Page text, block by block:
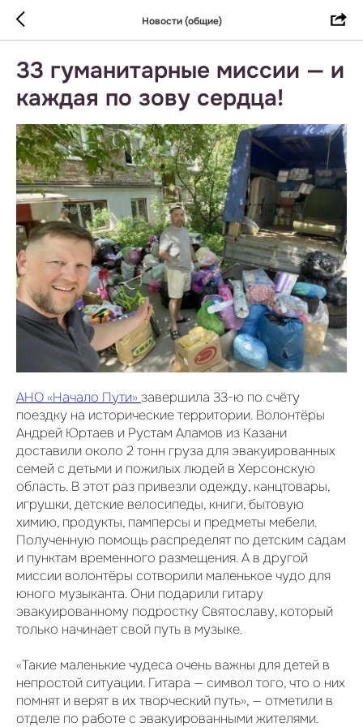
Новости (общие)
33 гуманитарные миссии — и
каждая по зову сердца!
АНО «Начало Пути» завершила 33-ю по счёту
поездку на исторические территории. Волонтёры
Андрей Юртаев и Рустам Аламов из Казани
доставили около 2 тонн груза для эвакуированных
семей с детьми и пожилых людей в Херсонскую
область. В этот раз привезли одежду, канцтовары,
игрушки, детские велосипеды, книги, бытовую
химию, продукты, памперсы и предметы мебели.
Полученную помощь распределят по детским садам
и пунктам временного размещения. А в другой
миссии волонтёры сотворили маленькое чудо для
юного музыканта. Они подарили гитару
эвакуированному подростку Святославу, который
только начинает свой путь в музыке.
«Такие маленькие чудеса очень важны для детей в
непростой ситуации. Гитара — символ того, что о них
помнят и верят в их творческий путь», — отметили в
отделе по работе с эвакуированными жителями.